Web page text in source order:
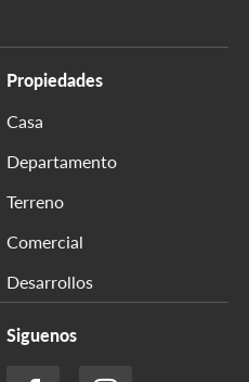
Propiedades
Casa
Departamento
Terreno
Comercial
Desarrollos
Siguenos